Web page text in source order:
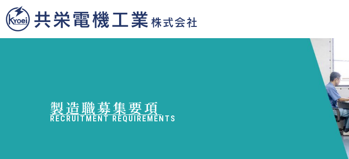
製造職募集要項
RECRUITMENT REQUIREMENTS